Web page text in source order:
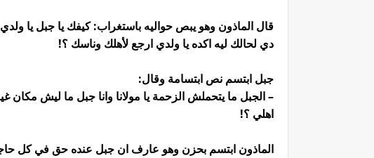
قال الماذون وهو يبص حواليه باستغراب: كيفك يا جبل يا
دي لحالك ليه اكده يا ولدي ارجع لأهلك وناسك ؟!
جبل ابتسم نص ابتسامة وقال:
– الجبل ما يتحملش الزحمة يا مولانا وانا جبل ما ليش مكان
اهلي ؟!
الماذون ابتسم بحزن وهو عارف ان جبل عنده حق في كل